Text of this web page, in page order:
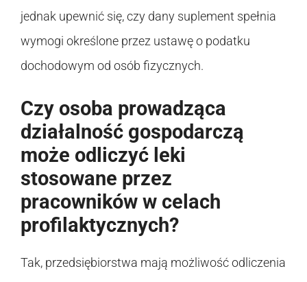
jednak upewnić się, czy dany suplement spełnia
wymogi określone przez ustawę o podatku
dochodowym od osób fizycznych.
Czy osoba prowadząca
działalność gospodarczą
może odliczyć leki
stosowane przez
pracowników w celach
profilaktycznych?
Tak, przedsiębiorstwa mają możliwość odliczenia